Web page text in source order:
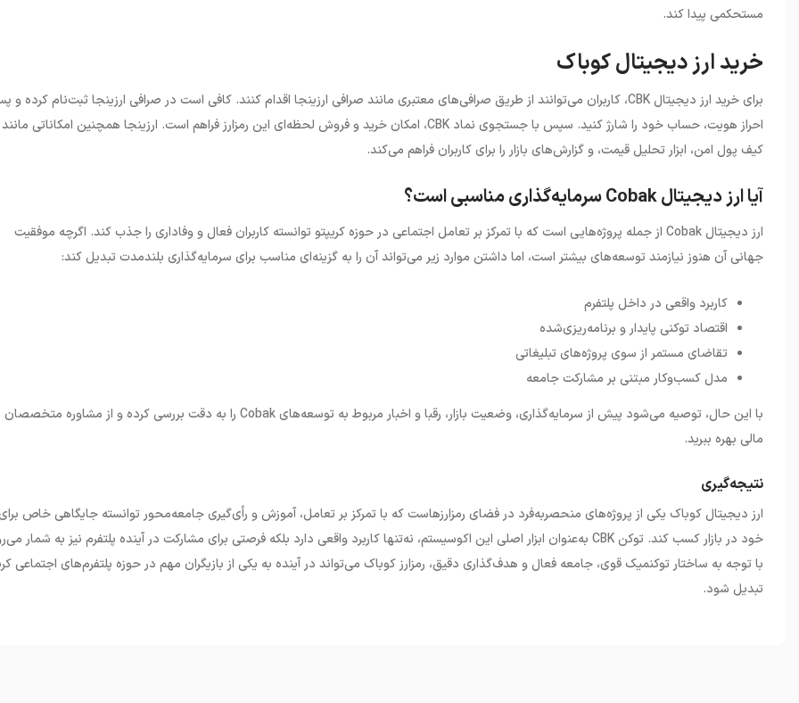
مستحکمی پیدا کند.
خرید ارز دیجیتال کوباک
برای خرید ارز دیجیتالCBK، کاربران می‌توانند از طریق صرافی‌های معتبری مانند صرافی ارزینجا اقدام کنند. کافی است در صرافی ارزینجا ثبت‌نام کرده و
احراز هویت، حساب خود را شارژ کنید. سپس با جستجوی نماد CBK، امکان خرید و فروش لحظه‌ای این رمزارز فراهم است. ارزینجا همچنین امکاناتی مانند
کیف پول امن، ابزار تحلیل قیمت، و گزارش‌های بازار را برای کاربران فراهم می‌کند.
آیا ارز دیجیتال Cobak سرمایه‌گذاری مناسبی است؟
ارز دیجیتال
از جمله پروژه‌هایی است که با تمرکز بر تعامل اجتماعی در حوزه کریپتو توانسته کاربران فعال و وفاداری را جذب کند. اگرچه موفقیت
جهانی آن هنوز نیازمند توسعه‌های بیشتر است، اما داشتن موارد زیر می‌تواند آن را به گزینه‌ای مناسب برای سرمایه‌گذاری بلندمدت تبدیل کند:
کاربرد واقعی در داخل پلتفرم
اقتصاد توکنی پایدار و برنامه‌ریزی‌شده
تقاضای مستمر از سوی پروژه‌های تبلیغاتی
مدل کسب‌وکار مبتنی بر مشارکت جامعه
با این حال، توصیه می‌شود پیش از سرمایه‌گذاری، وضعیت بازار، رقبا و اخبار مربوط به توسعه‌های
را به دقت بررسی کرده و از مشاوره متخصصان
مالی بهره ببرید.
نتیجه‌گیری
ارز دیجیتال کوباک یکی از پروژه‌های منحصربه‌فرد در فضای رمزارزهاست که با تمرکز بر تعامل، آموزش و رأی‌گیری جامعه‌محور توانسته جایگاهی خاص
خود در بازار کسب کند. توکن
به‌عنوان ابزار اصلی این اکوسیستم، نه‌تنها کاربرد واقعی دارد بلکه فرصتی برای مشارکت در آینده پلتفرم نیز به شمار
با توجه به ساختار توکنمیک قوی، جامعه فعال و هدف‌گذاری دقیق، رمزارز کوباک می‌تواند در آینده به یکی از بازیگران مهم در حوزه پلتفرم‌های اجتماعی
تبدیل شود.